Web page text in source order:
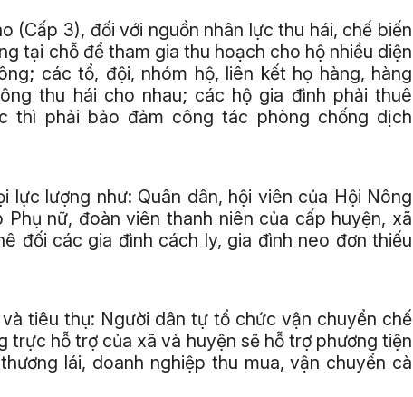
(Cấp 3), đối với nguồn nhân lực thu hái, chế biến
tại chỗ để tham gia thu hoạch cho hộ nhiều diện
các tổ, đội, nhóm hộ, liên kết họ hàng, hàng
thu hái cho nhau; các hộ gia đình phải thuê
thì phải bảo đảm công tác phòng chống dịch
lực lượng như: Quân dân, hội viên của Hội Nông
Phụ nữ, đoàn viên thanh niên của cấp huyện, xã
đối các gia đình cách ly, gia đình neo đơn thiếu
tiêu thụ: Người dân tự tổ chức vận chuyển chế
hỗ trợ của xã và huyện sẽ hỗ trợ phương tiện
lái, doanh nghiệp thu mua, vận chuyển cà